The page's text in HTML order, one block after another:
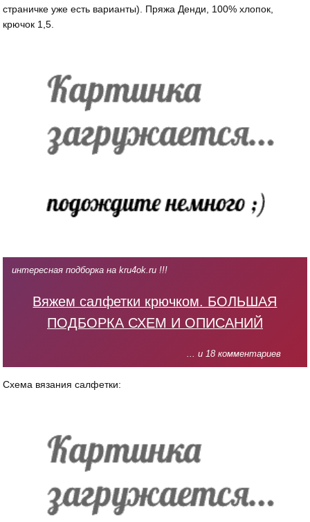
страничке уже есть варианты). Пряжа Денди, 100% хлопок,
крючок 1,5.
интересная подборка на kru4ok.ru !!!
Вяжем салфетки крючком. БОЛЬШАЯ
ПОДБОРКА СХЕМ И ОПИСАНИЙ
... и 18 комментариев
Схема вязания салфетки: